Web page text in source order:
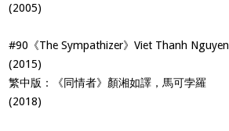
(2005)
#90《The Sympathizer》Viet Thanh Nguyen
(2015)
繁中版：《同情者》顏湘如譯，馬可孛羅
(2018)